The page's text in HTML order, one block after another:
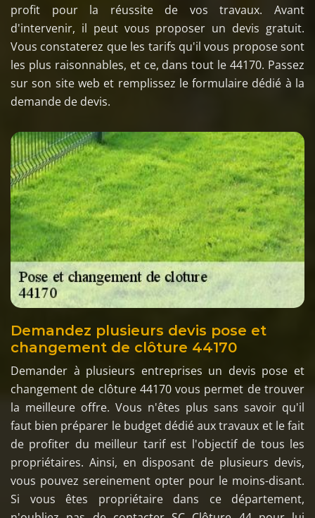
profit pour la réussite de vos travaux. Avant
d'intervenir, il peut vous proposer un devis gratuit.
Vous constaterez que les tarifs qu'il vous propose sont
les plus raisonnables, et ce, dans tout le 44170. Passez
sur son site web et remplissez le formulaire dédié à la
demande de devis.
Demandez plusieurs devis pose et
changement de clôture 44170
Demander à plusieurs entreprises un devis pose et
changement de clôture 44170 vous permet de trouver
la meilleure offre. Vous n'êtes plus sans savoir qu'il
faut bien préparer le budget dédié aux travaux et le fait
de profiter du meilleur tarif est l'objectif de tous les
propriétaires. Ainsi, en disposant de plusieurs devis,
vous pouvez sereinement opter pour le moins-disant.
Si vous êtes propriétaire dans ce département,